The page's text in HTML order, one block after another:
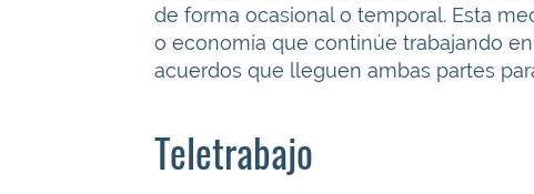
de forma ocasional o temporal. Esta
o economía que continúe trabajando
acuerdos que lleguen ambas partes
Teletrabajo